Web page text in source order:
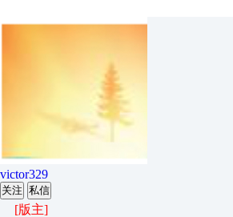
victor329
关注 私信
[版主]